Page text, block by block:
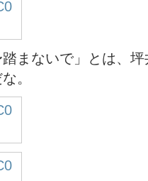
踏まないで」とは、
。